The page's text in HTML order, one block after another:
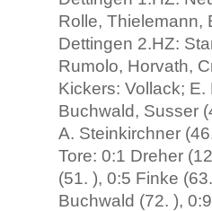
Rolle, Thielemann,
Dettingen 2.HZ:
Rumolo, Horvath,
Kickers: Vollack; E.
Buchwald, Susser
A. Steinkirchner
Tore: 0:1 Dreher
(51. ), 0:5 Finke
Buchwald (72. ),